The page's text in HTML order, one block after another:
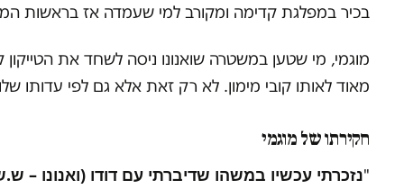
בכיר במפלגת קדימה ומקורב למי שעמדה אז בראשות
מוגמי, מי שטען במשטרה שואנונו ניסה לשחד את
מאוד לאותו קובי מימון. לא רק זאת אלא גם לפי עדותו
חקירתו של מוגמי
"נזכרתי עכשיו במשהו שדיברתי עם דודו (ואנונו –